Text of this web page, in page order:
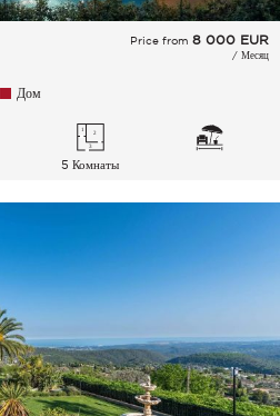
Price from 8 000 EUR
/ Месяц
Дом
5 Комнаты